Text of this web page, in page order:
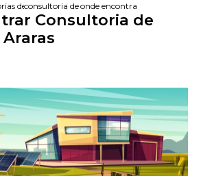
de engenharia
consultoria de engenharia civilonde encontrar consultoria de
Consultoria de